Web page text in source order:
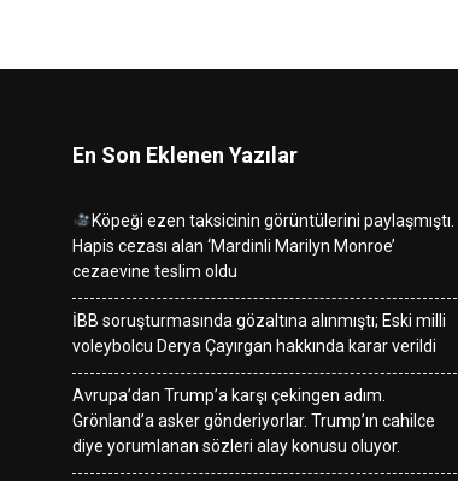
En Son Eklenen Yazılar
Köpeği ezen taksicinin görüntülerini paylaşmıştı.
Hapis cezası alan ‘Mardinli Marilyn Monroe’
cezaevine teslim oldu
İBB soruşturmasında gözaltına alınmıştı; Eski milli
voleybolcu Derya Çayırgan hakkında karar verildi
Avrupa’dan Trump’a karşı çekingen adım.
Grönland’a asker gönderiyorlar. Trump’ın cahilce
diye yorumlanan sözleri alay konusu oluyor.